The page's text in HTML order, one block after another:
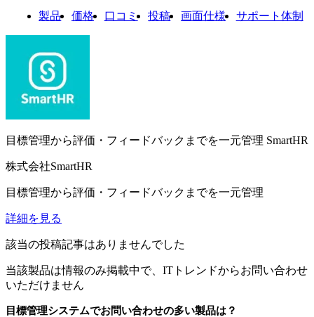
製品 価格 口コミ 投稿 画面仕様 サポート体制
目標管理から評価・フィードバックまでを一元管理 SmartHR
株式会社SmartHR
目標管理から評価・フィードバックまでを一元管理
詳細を見る
該当の投稿記事はありませんでした
当該製品は情報のみ掲載中で、ITトレンドからお問い合わせ
いただけません
目標管理システムでお問い合わせの多い製品は？